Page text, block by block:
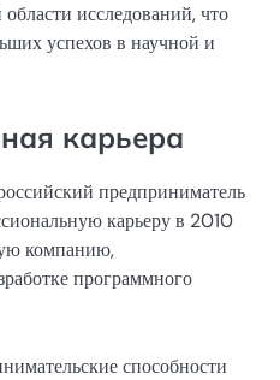
исследований, что
успехов в научной и
карьера
предприниматель
карьеру в 2010
компанию,
программного
способности